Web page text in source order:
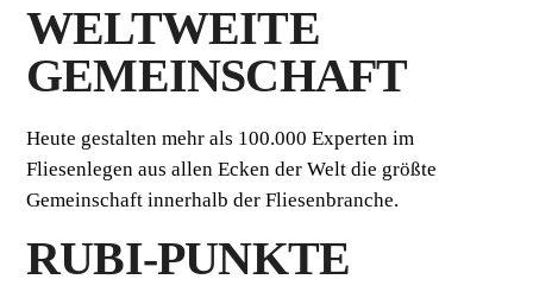
WELTWEITE
GEMEINSCHAFT
Heute gestalten mehr als 100.000 Experten im
Fliesenlegen aus allen Ecken der Welt die größte
Gemeinschaft innerhalb der Fliesenbranche.
RUBI-PUNKTE